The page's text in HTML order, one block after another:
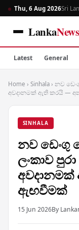
Thu, 6 Aug 2026Sri
Lanka
Latest General
Home › Sinhala › නව
අවදානමක් ඇති කරයි —
SINHALA
නව ඩෙංගු
ලංකාව
ඇඟවීමක්
15 Jun 2026By